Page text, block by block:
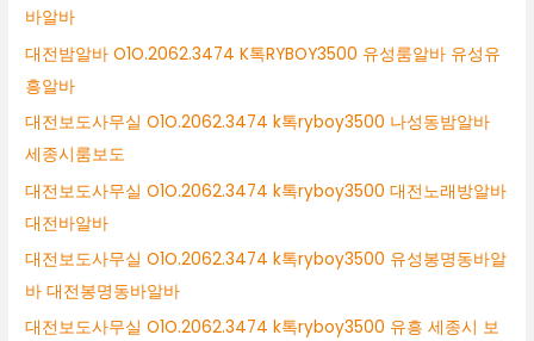
바알바
대전밤알바 O1O.2062.3474 K톡RYBOY3500 유성룸알바 유성유
흥알바
대전보도사무실 O1O.2062.3474 k톡ryboy3500 나성동밤알바
세종시룸보도
대전보도사무실 O1O.2062.3474 k톡ryboy3500 대전노래방알바
대전바알바
대전보도사무실 O1O.2062.3474 k톡ryboy3500 유성봉명동바알
바 대전봉명동바알바
대전보도사무실 O1O.2062.3474 k톡ryboy3500 유흥 세종시 보